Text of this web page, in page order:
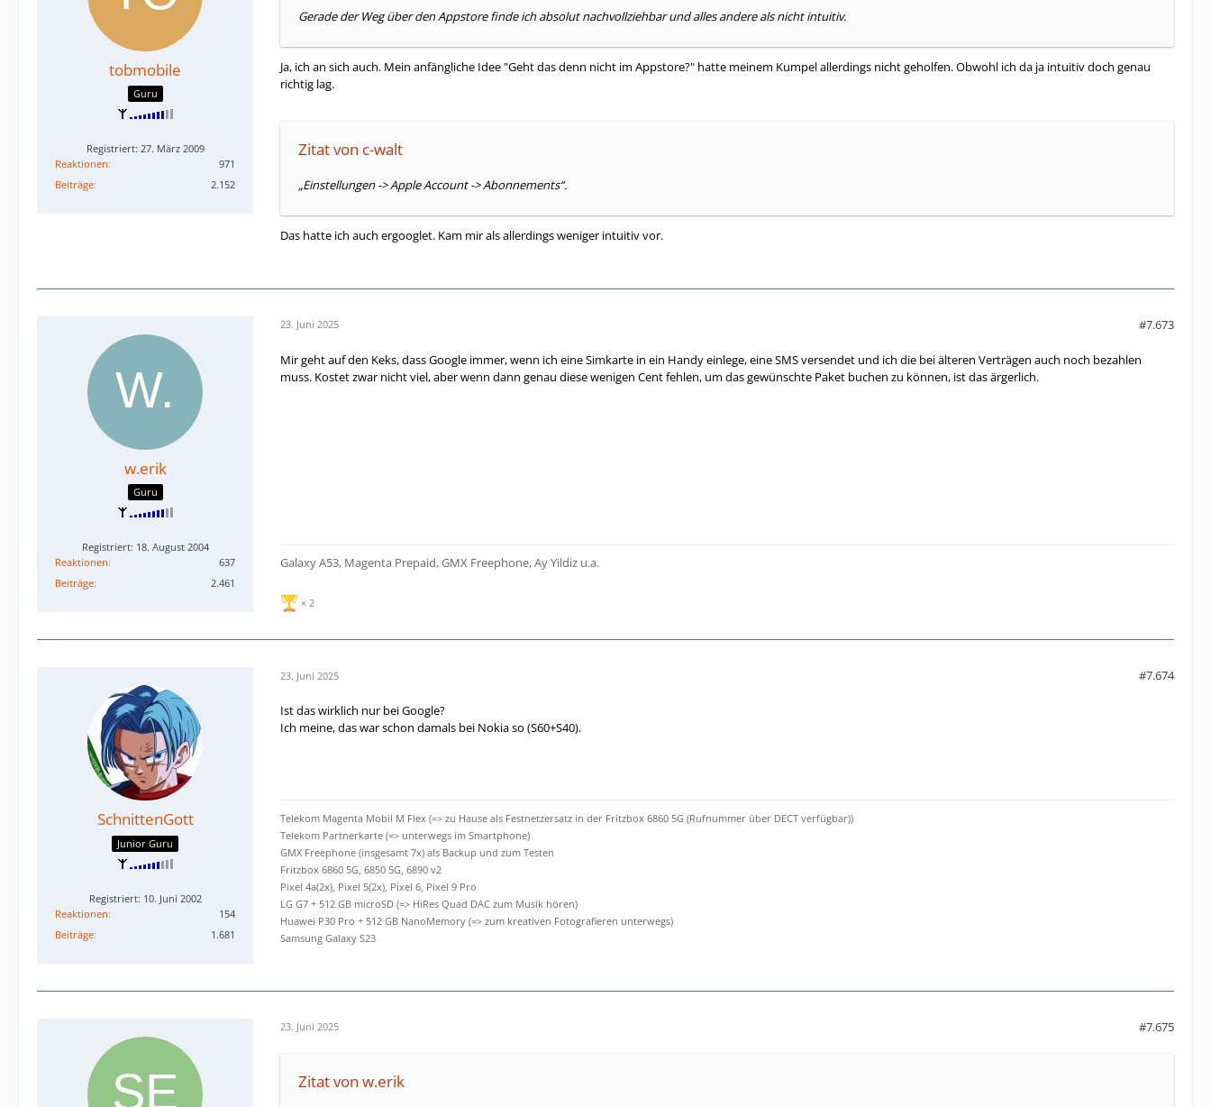
tobmobile
Guru
Registriert: 27. März 2009
Reaktionen
971
Beiträge
2.152
Gerade der Weg über den Appstore finde ich absolut nachvollziehbar und alles andere als nicht intuitiv.
Ja, ich an sich auch. Mein anfängliche Idee "Geht das denn nicht im Appstore?" hatte meinem Kumpel allerdings nicht geholfen. Obwohl ich da ja intuitiv doch genau
richtig lag.
Zitat von c-walt
„Einstellungen -> Apple Account -> Abonnements“.
Das hatte ich auch ergooglet. Kam mir als allerdings weniger intuitiv vor.
w.erik
Guru
Registriert: 18. August 2004
Reaktionen
637
Beiträge
2.461
23. Juni 2025 #7.673
Mir geht auf den Keks, dass Google immer, wenn ich eine Simkarte in ein Handy einlege, eine SMS versendet und ich die bei älteren Verträgen auch noch bezahlen
muss. Kostet zwar nicht viel, aber wenn dann genau diese wenigen Cent fehlen, um das gewünschte Paket buchen zu können, ist das ärgerlich.
Galaxy A53, Magenta Prepaid, GMX Freephone, Ay Yildiz u.a.
2
SchnittenGott
Junior Guru
Registriert: 10. Juni 2002
Reaktionen
154
Beiträge
1.681
23. Juni 2025 #7.674
Ist das wirklich nur bei Google?
Ich meine, das war schon damals bei Nokia so (S60+S40).
Telekom Magenta Mobil M Flex (=> zu Hause als Festnetzersatz in der Fritzbox 6860 5G (Rufnummer über DECT verfügbar))
Telekom Partnerkarte (=> unterwegs im Smartphone)
GMX Freephone (insgesamt 7x) als Backup und zum Testen
Fritzbox 6860 5G, 6850 5G, 6890 v2
Pixel 4a(2x), Pixel 5(2x), Pixel 6, Pixel 9 Pro
LG G7 + 512 GB microSD (=> HiRes Quad DAC zum Musik hören)
Huawei P30 Pro + 512 GB NanoMemory (=> zum kreativen Fotografieren unterwegs)
Samsung Galaxy S23
23. Juni 2025 #7.675
Zitat von w.erik